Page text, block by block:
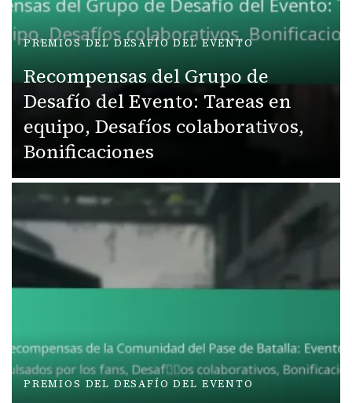
PREMIOS DEL DESAFÍO DEL EVENTO
Recompensas del Grupo de
Desafío del Evento: Tareas en
equipo, Desafíos colaborativos,
Bonificaciones
PREMIOS DEL DESAFÍO DEL EVENTO